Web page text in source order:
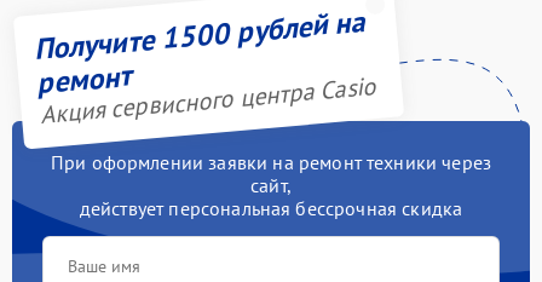
Получите 1500 рублей на
ремонт
Акция сервисного центра Casio
При оформлении заявки на ремонт техники через
сайт,
действует персональная бессрочная скидка